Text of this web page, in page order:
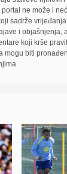
ne može i
sadrže
i objašnjenja,
koji krše
mogu biti